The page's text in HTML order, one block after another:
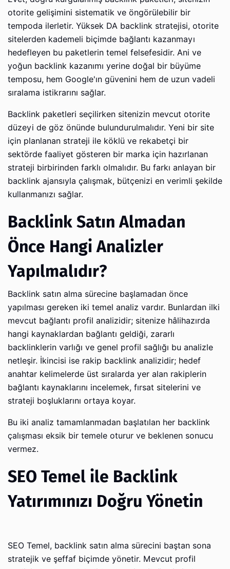
otorite gelişimini sistematik ve öngörülebilir bir
tempoda ilerletir. Yüksek DA backlink stratejisi, otorite
sitelerden kademeli biçimde bağlantı kazanmayı
hedefleyen bu paketlerin temel felsefesidir. Ani ve
yoğun backlink kazanımı yerine doğal bir büyüme
temposu, hem Google'ın güvenini hem de uzun vadeli
sıralama istikrarını sağlar.
Backlink paketleri seçilirken sitenizin mevcut otorite
düzeyi de göz önünde bulundurulmalıdır. Yeni bir site
için planlanan strateji ile köklü ve rekabetçi bir
sektörde faaliyet gösteren bir marka için hazırlanan
strateji birbirinden farklı olmalıdır. Bu farkı anlayan bir
backlink ajansıyla çalışmak, bütçenizi en verimli şekilde
kullanmanızı sağlar.
Backlink Satın Almadan
Önce Hangi Analizler
Yapılmalıdır?
Backlink satın alma sürecine başlamadan önce
yapılması gereken iki temel analiz vardır. Bunlardan ilki
mevcut bağlantı profil analizidir; sitenize hâlihazırda
hangi kaynaklardan bağlantı geldiği, zararlı
backlinklerin varlığı ve genel profil sağlığı bu analizle
netleşir. İkincisi ise rakip backlink analizidir; hedef
anahtar kelimelerde üst sıralarda yer alan rakiplerin
bağlantı kaynaklarını incelemek, fırsat sitelerini ve
strateji boşluklarını ortaya koyar.
Bu iki analiz tamamlanmadan başlatılan her backlink
çalışması eksik bir temele oturur ve beklenen sonucu
vermez.
SEO Temel ile Backlink
Yatırımınızı Doğru Yönetin
SEO Temel, backlink satın alma sürecini baştan sona
stratejik ve şeffaf biçimde yönetir. Mevcut profil